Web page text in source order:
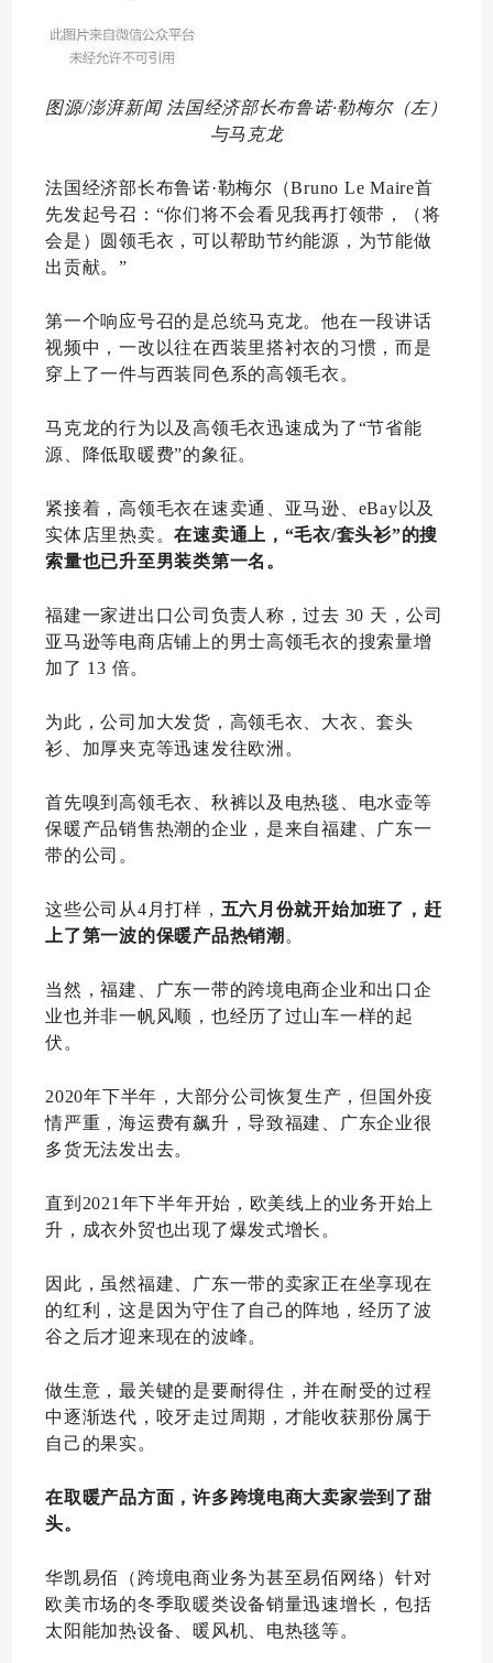
图源/澎湃新闻 法国经济部长布鲁诺·勒梅尔（左）
与马克龙
法国经济部长布鲁诺·勒梅尔（Bruno Le Maire首
先发起号召：“你们将不会看见我再打领带，（将
会是）圆领毛衣，可以帮助节约能源，为节能做
出贡献。”
第一个响应号召的是总统马克龙。他在一段讲话
视频中，一改以往在西装里搭衬衣的习惯，而是
穿上了一件与西装同色系的高领毛衣。
马克龙的行为以及高领毛衣迅速成为了“节省能
源、降低取暖费”的象征。
紧接着，高领毛衣在速卖通、亚马逊、eBay以及
实体店里热卖。在速卖通上，“毛衣/套头衫”的搜
索量也已升至男装类第一名。
福建一家进出口公司负责人称，过去 30 天，公司
亚马逊等电商店铺上的男士高领毛衣的搜索量增
加了 13 倍。
为此，公司加大发货，高领毛衣、大衣、套头
衫、加厚夹克等迅速发往欧洲。
首先嗅到高领毛衣、秋裤以及电热毯、电水壶等
保暖产品销售热潮的企业，是来自福建、广东一
带的公司。
这些公司从4月打样， 五六月份就开始加班了，赶
上了第一波的保暖产品热销潮 。
当然，福建、广东一带的跨境电商企业和出口企
业也并非一帆风顺，也经历了过山车一样的起
伏。
2020年下半年，大部分公司恢复生产，但国外疫
情严重，海运费有飙升，导致福建、广东企业很
多货无法发出去。
直到2021年下半年开始，欧美线上的业务开始上
升，成衣外贸也出现了爆发式增长。
因此，虽然福建、广东一带的卖家正在坐享现在
的红利，这是因为守住了自己的阵地，经历了波
谷之后才迎来现在的波峰。
做生意，最关键的是要耐得住，并在耐受的过程
中逐渐迭代，咬牙走过周期，才能收获那份属于
自己的果实。
在取暖产品方面，许多跨境电商大卖家尝到了甜
头。
华凯易佰（跨境电商业务为甚至易佰网络）针对
欧美市场的冬季取暖类设备销量迅速增长，包括
太阳能加热设备、暖风机、电热毯等。